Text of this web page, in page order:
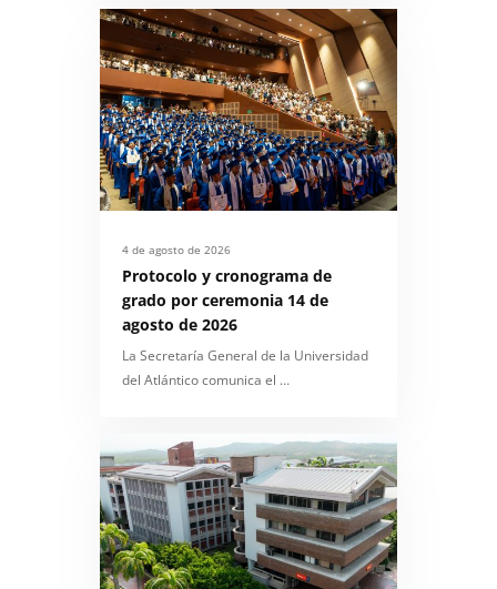
4 de agosto de 2026
Protocolo y cronograma de
grado por ceremonia 14 de
agosto de 2026
La Secretaría General de la Universidad
del Atlántico comunica el …